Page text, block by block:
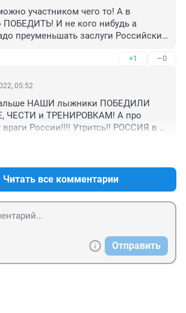
участником чего то! А в
ПОБЕДИТЬ! И не кого нибудь а
преуменьшать заслуги Российских
+1 –0
05:52
НАШИ лыжники ПОБЕДИЛИ
ЧЕСТИ и ТРЕНИРОВКАМ! А про
враги России!!!! Утритсь!! РОССИЯ в
Читать все комментарии
Отправить